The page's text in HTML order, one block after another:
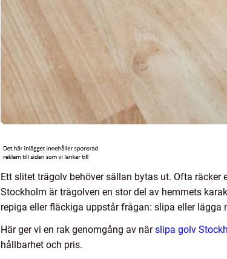
Ett slitet trägolv behöver sällan bytas ut. Ofta
Stockholm är trägolven en stor del av hemmets
repiga eller fläckiga uppstår frågan: slipa eller lägga
Här ger vi en rak genomgång av närslipa golv
hållbarhet och pris.